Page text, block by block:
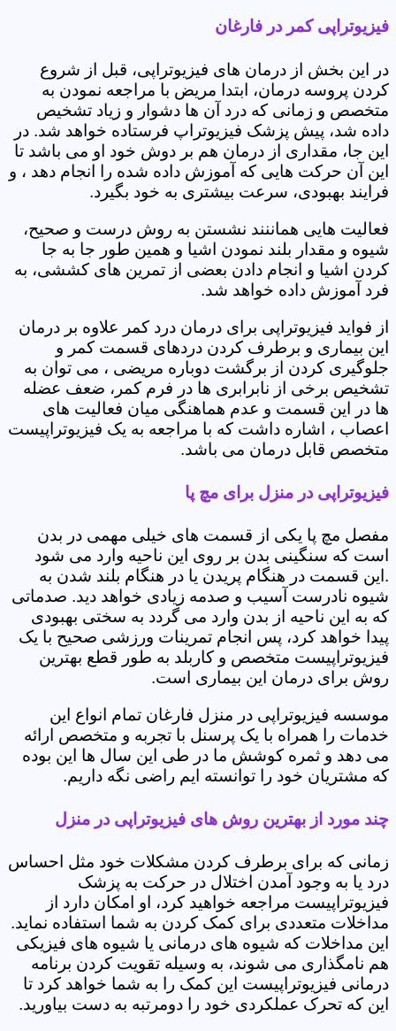
فیزیوتراپی کمر در فارغان
در این بخش از درمان های فیزیوتراپی، قبل از شروع
کردن پروسه درمان، ابتدا مریض با مراجعه نمودن به
متخصص و زمانی که درد آن ها دشوار و زیاد تشخیص
داده شد، پیش پزشک فیزیوتراپ فرستاده خواهد شد. در
این جا، مقداری از درمان هم بر دوش خود او می باشد تا
این آن حرکت هایی که آموزش داده شده را انجام دهد ، و
فرایند بهبودی، سرعت بیشتری به خود بگیرد.
فعالیت هایی هماننند نشستن به روش درست و صحیح،
شیوه و مقدار بلند نمودن اشیا و همین طور جا به جا
کردن اشیا و انجام دادن بعضی از تمرین های کششی، به
فرد آموزش داده خواهد شد.
از فواید فیزیوتراپی برای درمان درد کمر علاوه بر درمان
این بیماری و برطرف کردن دردهای قسمت کمر و
جلوگیری کردن از برگشت دوباره مریضی ، می توان به
تشخیص برخی از نابرابری ها در فرم کمر، ضعف عضله
ها در این قسمت و عدم هماهنگی میان فعالیت های
اعصاب ، اشاره داشت که با مراجعه به یک فیزیوتراپیست
متخصص قابل درمان می باشد.
فیزیوتراپی در منزل برای مچ پا
مفصل مچ پا یکی از قسمت های خیلی مهمی در بدن
است که سنگینی بدن بر روی این ناحیه وارد می شود
.این قسمت در هنگام پریدن یا در هنگام بلند شدن به
شیوه نادرست آسیب و صدمه زیادی خواهد دید. صدماتی
که به این ناحیه از بدن وارد می گردد به سختی بهبودی
پیدا خواهد کرد، پس انجام تمرینات ورزشی صحیح با یک
فیزیوتراپیست متخصص و کاربلد به طور قطع بهترین
روش برای درمان این بیماری است.
موسسه فیزیوتراپی در منزل فارغان تمام انواع این
خدمات را همراه با یک پرسنل با تجربه و متخصص ارائه
می دهد و ثمره کوشش ما در طی این سال ها این بوده
که مشتریان خود را توانسته ایم راضی نگه داریم.
چند مورد از بهترین روش های فیزیوتراپی در منزل
زمانی که برای برطرف کردن مشکلات خود مثل احساس
درد یا به وجود آمدن اختلال در حرکت به پزشک
فیزیوتراپیست مراجعه خواهید کرد، او امکان دارد از
مداخلات متعددی برای کمک کردن به شما استفاده نماید.
این مداخلات که شیوه های درمانی یا شیوه های فیزیکی
هم نامگذاری می شوند، به وسیله تقویت کردن برنامه
درمانی فیزیوتراپیست این کمک را به شما خواهد کرد تا
این که تحرک عملکردی خود را دومرتبه به دست بیاورید.